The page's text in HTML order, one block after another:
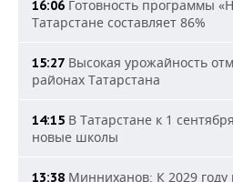
16:06 Готовность программы
Татарстане составляет 86%
15:27 Высокая урожайность
районах Татарстана
14:15 В Татарстане к 1
новые школы
13:38 Минниханов: К 2029 году